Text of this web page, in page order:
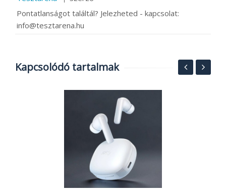
Pontatlanságot találtál? Jelezheted - kapcsolat:
info@tesztarena.hu
Kapcsolódó tartalmak